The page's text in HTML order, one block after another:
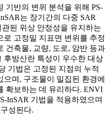
기반의 변위 분석을 위해 PS-
는 장기간의 다중 SAR
된 위상 안정성을 유지하는
고정밀 지표면 변위를 추정
건축물, 교량, 도로, 암반 등과
후방산란 특성이 우수한 대상
기법은 고정된 지점의 누적
며, 구조물이 밀집된 환경에
확보하는 데 유리하다. ENVI
InSAR 기법을 적용하였으며
성된다.